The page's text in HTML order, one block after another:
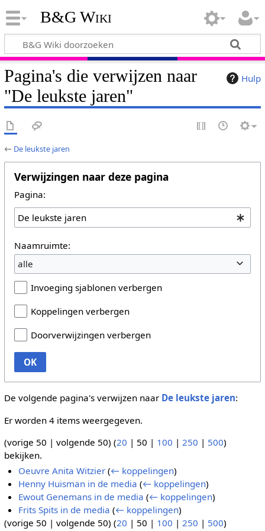
B&G Wiki
Hulp
Pagina's die verwijzen naar
"De leukste jaren"
← De leukste jaren
Verwijzingen naar deze pagina
Pagina:
Naamruimte:
alle
Invoeging sjablonen verbergen
Koppelingen verbergen
Doorverwijzingen verbergen
OK
De volgende pagina's verwijzen naar De leukste jaren:
Er worden 4 items weergegeven.
(vorige 50 | volgende 50) (20 | 50 | 100 | 250 | 500)
bekijken.
Oeuvre Anita Witzier (← koppelingen)
Henny Huisman in de media (← koppelingen)
Ewout Genemans in de media (← koppelingen)
Frits Spits in de media (← koppelingen)
(vorige 50 | volgende 50) (20 | 50 | 100 | 250 | 500)